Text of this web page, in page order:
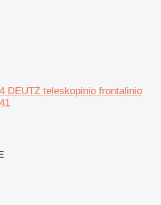
DEUTZ teleskopinio frontalinio